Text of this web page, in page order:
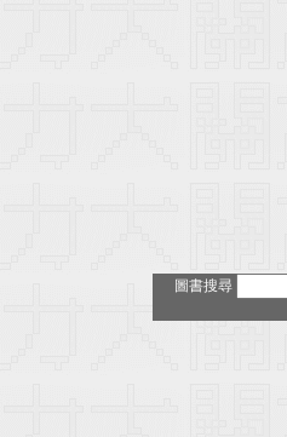
圖書搜尋